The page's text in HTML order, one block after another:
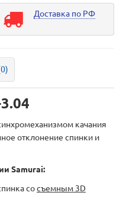
Доставка по РФ
качания
отклонение спинки и
Samurai:
сосъемным 3D